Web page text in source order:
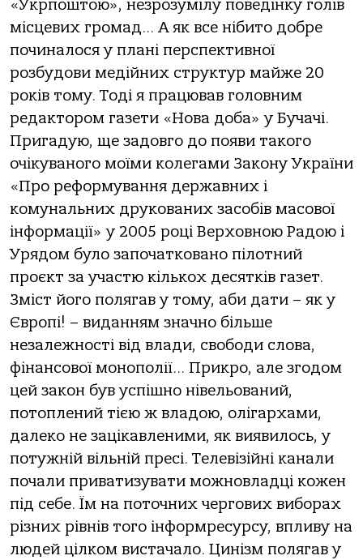
«Укрпоштою», незрозумілу поведінку голів
місцевих громад… А як все нібито добре
починалося у плані перспективної
розбудови медійних структур майже 20
років тому. Тоді я працював головним
редактором газети «Нова доба» у Бучачі.
Пригадую, ще задовго до появи такого
очікуваного моїми колегами Закону України
«Про реформування державних і
комунальних друкованих засобів масової
інформації» у 2005 році Верховною Радою і
Урядом було започатковано пілотний
проєкт за участю кількох десятків газет.
Зміст його полягав у тому, аби дати – як у
Європі! – виданням значно більше
незалежності від влади, свободи слова,
фінансової монополії… Прикро, але згодом
цей закон був успішно нівельований,
потоплений тією ж владою, олігархами,
далеко не зацікавленими, як виявилось, у
потужній вільній пресі. Телевізійні канали
почали приватизувати можновладці кожен
під себе. Їм на поточних чергових виборах
різних рівнів того інформресурсу, впливу на
людей цілком вистачало. Цинізм полягав у